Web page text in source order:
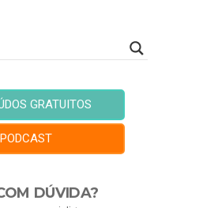
GRATUITOS
PODCAST
DÚVIDA?